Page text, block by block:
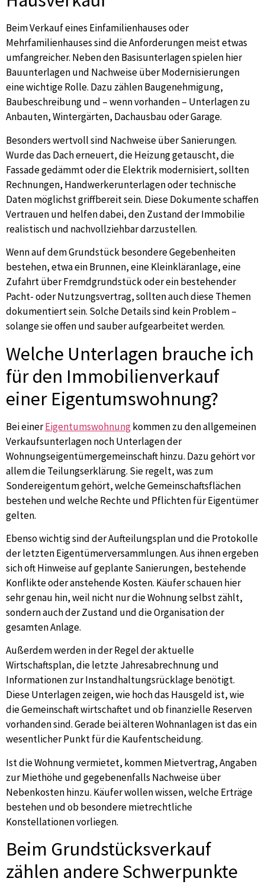
Beim Verkauf eines Einfamilienhauses oder
Mehrfamilienhauses sind die Anforderungen meist etwas
umfangreicher. Neben den Basisunterlagen spielen hier
Bauunterlagen und Nachweise über Modernisierungen
eine wichtige Rolle. Dazu zählen Baugenehmigung,
Baubeschreibung und – wenn vorhanden – Unterlagen zu
Anbauten, Wintergärten, Dachausbau oder Garage.
Besonders wertvoll sind Nachweise über Sanierungen.
Wurde das Dach erneuert, die Heizung getauscht, die
Fassade gedämmt oder die Elektrik modernisiert, sollten
Rechnungen, Handwerkerunterlagen oder technische
Daten möglichst griffbereit sein. Diese Dokumente schaffen
Vertrauen und helfen dabei, den Zustand der Immobilie
realistisch und nachvollziehbar darzustellen.
Wenn auf dem Grundstück besondere Gegebenheiten
bestehen, etwa ein Brunnen, eine Kleinkläranlage, eine
Zufahrt über Fremdgrundstück oder ein bestehender
Pacht- oder Nutzungsvertrag, sollten auch diese Themen
dokumentiert sein. Solche Details sind kein Problem –
solange sie offen und sauber aufgearbeitet werden.
Welche Unterlagen brauche ich
für den Immobilienverkauf
einer Eigentumswohnung?
Bei einerEigentumswohnungkommen zu den allgemeinen
Verkaufsunterlagen noch Unterlagen der
Wohnungseigentümergemeinschaft hinzu. Dazu gehört vor
allem die Teilungserklärung. Sie regelt, was zum
Sondereigentum gehört, welche Gemeinschaftsflächen
bestehen und welche Rechte und Pflichten für Eigentümer
gelten.
Ebenso wichtig sind der Aufteilungsplan und die Protokolle
der letzten Eigentümerversammlungen. Aus ihnen ergeben
sich oft Hinweise auf geplante Sanierungen, bestehende
Konflikte oder anstehende Kosten. Käufer schauen hier
sehr genau hin, weil nicht nur die Wohnung selbst zählt,
sondern auch der Zustand und die Organisation der
gesamten Anlage.
Außerdem werden in der Regel der aktuelle
Wirtschaftsplan, die letzte Jahresabrechnung und
Informationen zur Instandhaltungsrücklage benötigt.
Diese Unterlagen zeigen, wie hoch das Hausgeld ist, wie
die Gemeinschaft wirtschaftet und ob finanzielle Reserven
vorhanden sind. Gerade bei älteren Wohnanlagen ist das ein
wesentlicher Punkt für die Kaufentscheidung.
Ist die Wohnung vermietet, kommen Mietvertrag, Angaben
zur Miethöhe und gegebenenfalls Nachweise über
Nebenkosten hinzu. Käufer wollen wissen, welche Erträge
bestehen und ob besondere mietrechtliche
Konstellationen vorliegen.
Beim Grundstücksverkauf
zählen andere Schwerpunkte